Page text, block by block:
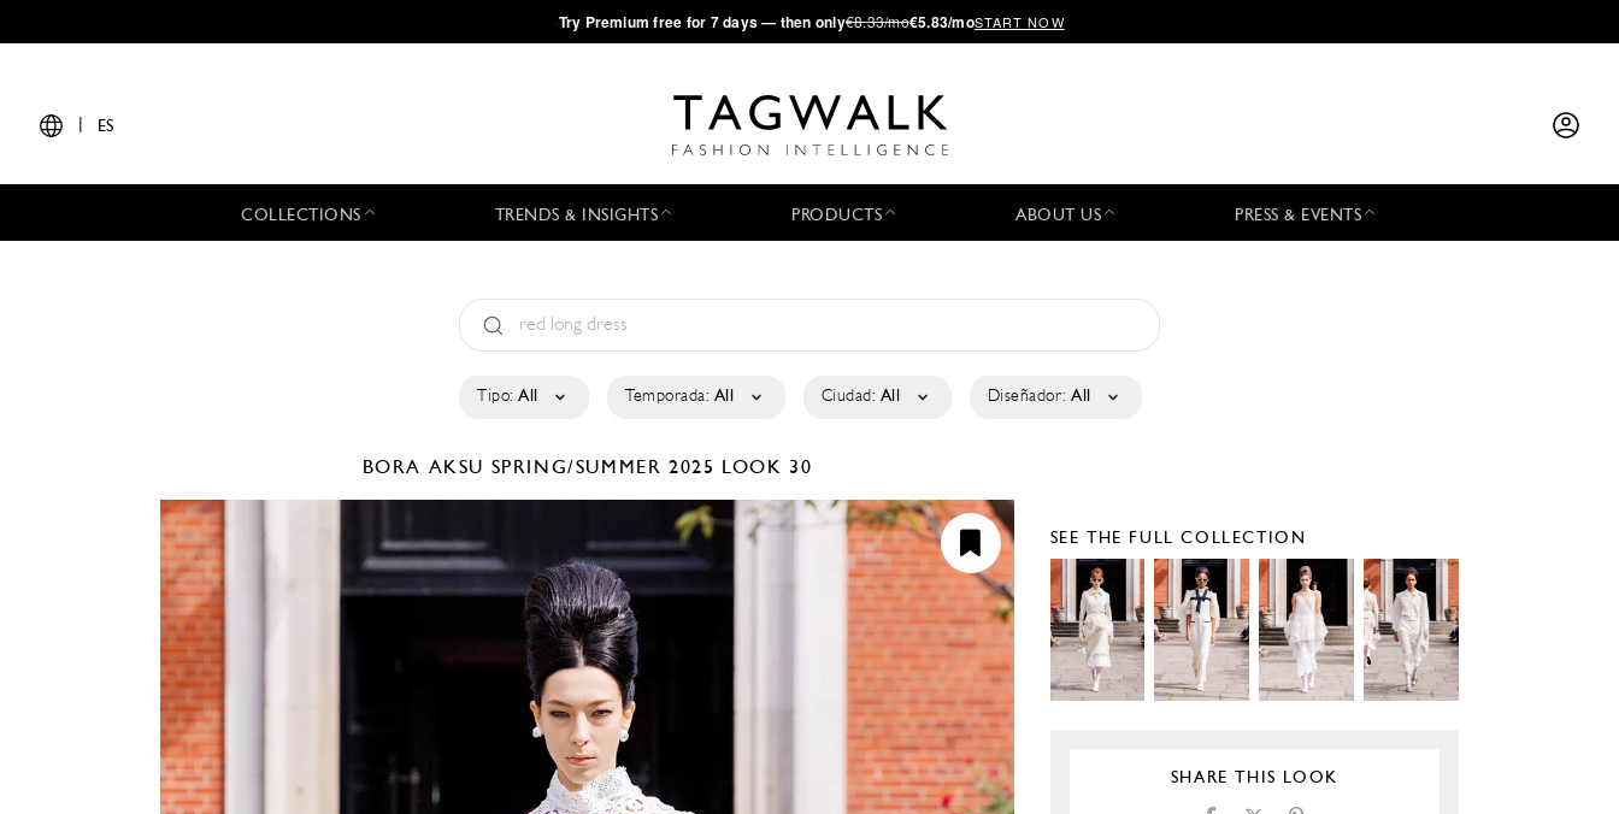
·Try Premium free for 7 days — then only€8.33/mo€5.83/moSTART NOW
ES
COLLECTIONS TRENDS & INSIGHTS PRODUCTS ABOUT US PRESS & EVENTS
Tipo: All Temporada: All Ciudad: All Diseñador: All
BORA AKSU SPRING/SUMMER 2025 LOOK 30
SEE THE FULL COLLECTION
SHARE THIS LOOK